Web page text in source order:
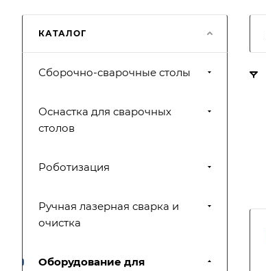
КАТАЛОГ
Сборочно-сварочные столы
Оснастка для сварочных
столов
Роботизация
Ручная лазерная сварка и
очистка
Оборудование для